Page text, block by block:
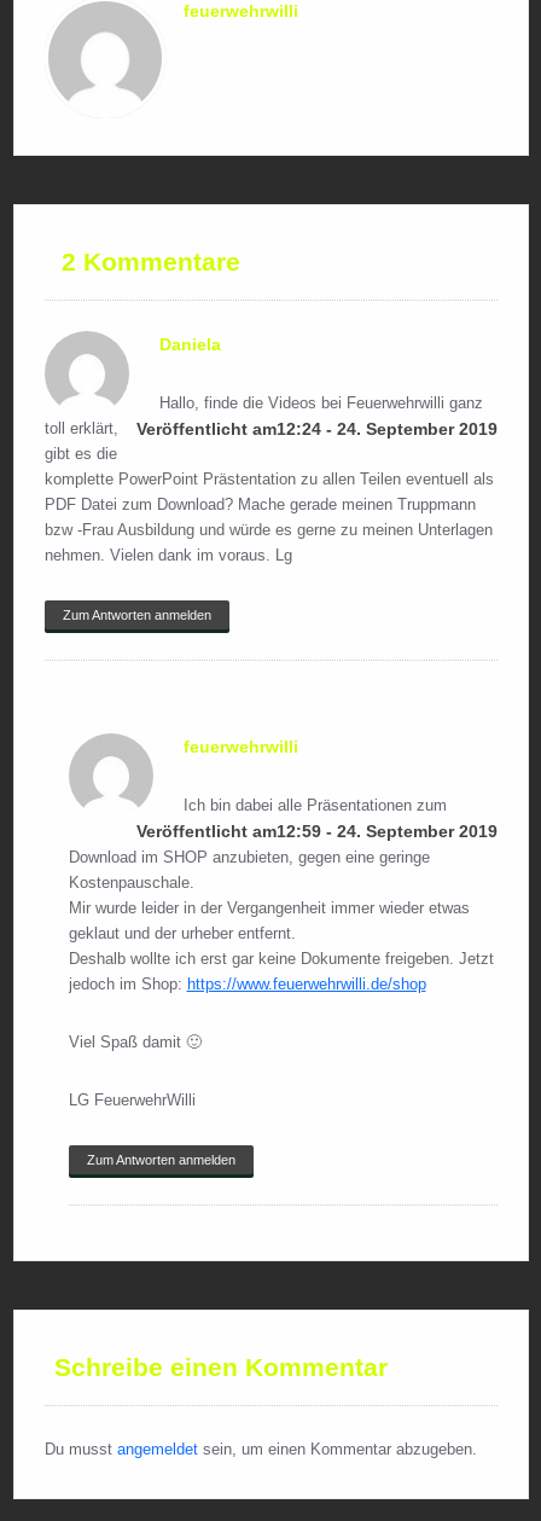
feuerwehrwilli
2 Kommentare
Daniela
Veröffentlicht am12:24 - 24. September 2019
Hallo, finde die Videos bei Feuerwehrwilli ganz
toll erklärt,
gibt es die
komplette PowerPoint Prästentation zu allen Teilen eventuell als
PDF Datei zum Download? Mache gerade meinen Truppmann
bzw -Frau Ausbildung und würde es gerne zu meinen Unterlagen
nehmen. Vielen dank im voraus. Lg
Zum Antworten anmelden
feuerwehrwilli
Veröffentlicht am12:59 - 24. September 2019
Ich bin dabei alle Präsentationen zum
Download im SHOP anzubieten, gegen eine geringe
Kostenpauschale.
Mir wurde leider in der Vergangenheit immer wieder etwas
geklaut und der urheber entfernt.
Deshalb wollte ich erst gar keine Dokumente freigeben. Jetzt
jedoch im Shop: https://www.feuerwehrwilli.de/shop
Viel Spaß damit 🙂
LG FeuerwehrWilli
Zum Antworten anmelden
Schreibe einen Kommentar
Du musst angemeldetsein, um einen Kommentar abzugeben.